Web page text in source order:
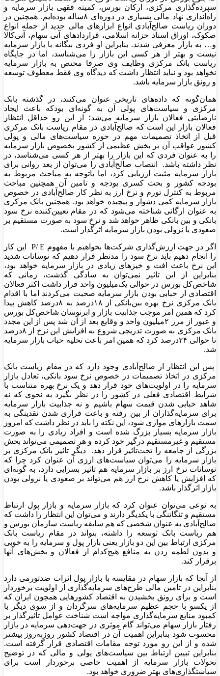
سپرده‌‌‌گذاری مرکزی، ارکان بورس، کمیته فقهی بازار سرمایه و
راه‌اندازی نهاد مالی بسیاری در دوره‌ای ۸ساله بوده‌ایم. همچنین در
دوران ریاست صالح‌آبادی انواع ابزار‌های مالی جدید از جمله انواع
صکوک، اوراق اسناد خزانه اسلامی، قراردادهای آتی سهام، آتی‌‌‌کالا
و… به بازار معرفی شدند. بنابراین او فردی بیگانه‌ با بازار سرمایه
نیست و بهتر از هر کسی این بازار را می‌شناسد، اما در جایگاه
ریاست بانک مرکزی وظایف وی صرفا مختص به بازار سرمایه
نخواهد بود و نباید انتظار داشت که دیدگاه وی فقط معطوف توسعه
و رونق بازار سرمایه باشد.
همان‌گونه که داده‌های تاریخی عنوان می‌کنند، در گذشته بانک
مرکزی و سیاست‌های پولی آن به گونه‌ای بودکه باعث ایجاد
نارضایتی فعالان بازار سرمایه می‌شد؛ از این رو حداقل انتظار
فعالان بازار این است که صالح‌آبادی در مقام ریاست بانک مرکزی
قبل از اتخاذ تصمیمات مهم در حوزه سیاست‌های مالی و پولی
کشور عواقب آن بر بخش عظیمی از کشور بخصوص بازار سرمایه
را به عنوان فردی که این بازار را بهتر از هر کسی می‌شناسد، در
نظر داشته باشد. انتصاب صالح‌‌‌آبادی را می‌توان از بعد روانی برای
بازار سرمایه مثبت ارزیابی کرد، اما باتوجه به مباحث مربوط به
بودجه کشور و بحث کسری بودجه و تامین آن همچنین مباحث
مربوط به کنترل تورم و نرخ ارز به نظر کار صالح‌‌‌آبادی در خصوص
بازار سرمایه کمی دشوار و پیچیده خواهد بود. همچنین بانک مرکزی
به عنوان ارگانی شناخته می‌شود که در مقام تعیین‌‌‌کننده نرخ سود
بانکی و بین بانکی ظاهر خواهد شد و نرخ سود به صورت مستقیم بر
صعودی یا نزولی بودن بازار سرمایه اثر‌گذار است.
اگر در جهت ارزش‌گذاری شرکت‌ها بخواهیم با مفهوم P/ E این کار
را انجام دهیم باید نرخ سود را مدنظر قرار دهیم که نوسانات شدید
این نرخ باعث افت و خیز‌های زیادی در بازار سرمایه خواهد بود،
بنابراین از این تاثیر نمی‌توان به سادگی گذشت، زمانی که
شاخص‌کل بورس در حوالی یک‌میلیون واحد قرار داشت اکثر فعالان
اقتصادی از حبابی بودن بازار سرمایه صحبت می‌کردند اما با اقدام
بانک مرکزی نرخ بهره بین‌بانکی از ۱۸‌درصد به ۸‌درصد کاهش پیدا
کرد که همین امر موجب جذابیت بازار و ابرنوسان شاخص‌کل بورس
و عبور از مرز ۲‌میلیون واحد و وقایع بعد از آن شد پس از این مجدد
بانک مرکزی به صورت تدریجی شروع به افزایش این نرخ از ۸‌درصد
تا حوالی ۲۴‌درصد کرد که همین امر باعث تخلیه حباب بازار سرمایه
شد.
پس این انتظار از صالح‌آبادی وجود دارد که در مقام ریاست بانک
مرکزی در اتخاذ تصمیمات در خصوص نرخ سود بانکی، تعادل بازار
سرمایه را در اولویت‌‌‌های خود قرار دهد و یک نرخ بهره متناسب با
شرایط اقتصادی فعلی در کشور را در نظر بگیرد به نحوی که نه
شاهد حبابی شدن قیمت سهام باشیم و نه جذابیت بازار سرمایه
برای سرمایه‌گذاران از بین رفته و باعث فراری شدن نقدینگی به
سمت بازار‌های موازی شود، این نکته را باید در نظر داشت که امروز
بازار سرمایه بسیار بزرگ شده است و افراد زیادی را به صورت
مستقیم و غیرمستقیم درگیر خود کرده و هر تصمیمی می‌تواند بخش
بزرگی از جامعه را تحت‌تاثیر قرار دهد. دیگر تاثیر بانک مرکزی بر
بازار سرمایه را می‌توان سیاست‌های ارزی آن عنوان کرد چرا که
نوسانات نرخ ارز بر بازار سرمایه هم تاثیر بسزایی دارد، به گونه‌ای
که افزایش یا کاهش نرخ ارز هم می‌تواند بر صعودی یا نزولی بودن
بازار اثر‌گذار باشد.
به نوعی می‌توان عنوان کرد که بازار سرمایه و بازار پول ارتباط
مستقیم و تنگاتنگی با یکدیگر دارند و می‌توان این انتظار را داشت که
صالح‌آبادی به عنوان شخصی که هم سابقه ریاست سازمان بورس و
هم ریاست بانک توسعه را داشته، بتواند در مقام ریاست بانک
مرکزی ارتباط بین این دو بازار یعنی بازار پول و سرمایه را به خوبی
و بدون لطمه زدن به منافع هیچ‌کدام از فعالان و بخش‌های آنها
برقرار کند.
از آنجا که بازار سهام در مقایسه با بازار پول اثرات ضدتورمی دارد
بنابراین در تامین مالی طرح‌های سرمایه‌گذاری از اولویت برخوردار
است و برای رونق بخشیدن به اقتصاد کشور‌هایی همچون ایران که
از یکسو با حجم عظیم سرمایه‌های سرگردان و از سوی دیگر با
کمبود منابع سرمایه‌گذاری مواجه است شناخت عوامل تاثیر‌گذار بر
رفتار بازار سهام می‌تواند گام موثری در جهت‌دهی سرمایه در بازار
محسوب شود بنابراین اهمیت آن در اقتصاد کشور روزبه‌روز بیشتر
شده و از این رو مورد توجه مقامات اقتصادی قرار گرفته است.
بنابراین تبیین ارتباط بین سیاست‌های پولی و مالی که در توضیح
تحولات بازار سرمایه از اهمیت خاصی برخوردار است برای
سیاستگذاری‌های بهتر ضروری خواهد بود.